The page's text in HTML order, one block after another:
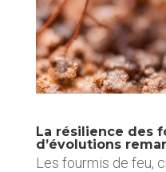
La résilience des
d’évolutions
Les fourmis de feu,